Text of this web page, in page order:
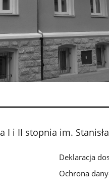
I i II stopnia im.
Deklaracja
Ochrona